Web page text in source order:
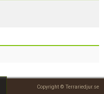
Copyright © Terrariedjur.se